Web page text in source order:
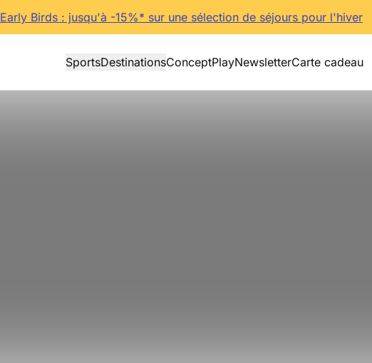
Early Birds : jusqu'à -15%* sur une sélection de séjours pour l'hiver
SportsDestinationsConceptPlayNewsletterCarte cadeau